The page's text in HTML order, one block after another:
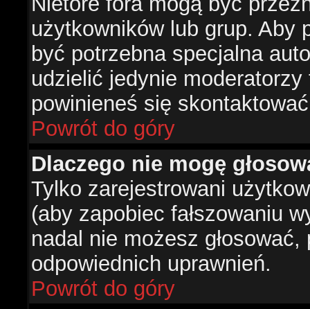
użytkowników lub grup. Aby
być potrzebna specjalna
udzielić jedynie
powinieneś się
Powrót do góry
Dlaczego nie mogę
Tylko zarejestrowani
(aby zapobiec fałszowaniu
nadal nie możesz
odpowiednich uprawnień.
Powrót do góry